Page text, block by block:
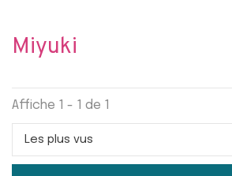
Miyuki
Affiche 1 - 1 de 1
Les plus vus